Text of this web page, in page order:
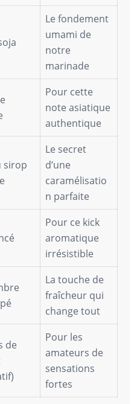
Le fondement
umami de
notre
marinade
Pour cette
note asiatique
authentique
sirop
Le secret
d’une
caramélisatio
n parfaite
Pour ce kick
aromatique
irrésistible
La touche de
fraîcheur qui
change tout
de
Pour les
amateurs de
sensations
fortes